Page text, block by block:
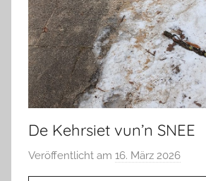
De Kehrsiet vun’n SNEE
Veröffentlicht am 16. März 2026
o